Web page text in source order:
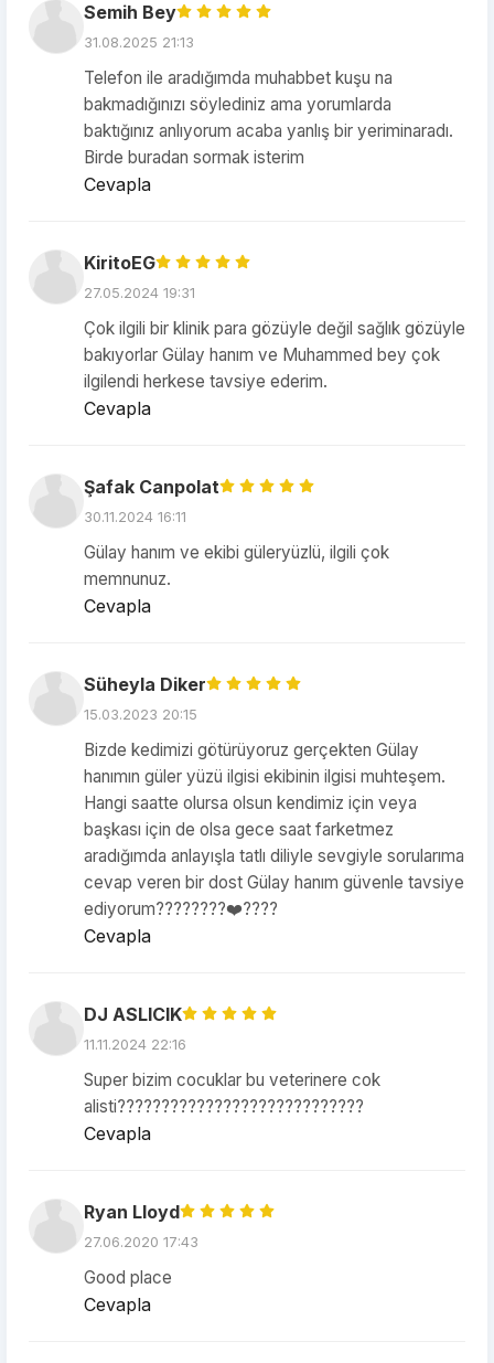
Semih Bey
31.08.2025 21:13
Telefon ile aradığımda muhabbet kuşu na
bakmadığınızı söylediniz ama yorumlarda
baktığınız anlıyorum acaba yanlış bir yeriminaradı.
Birde buradan sormak isterim
Cevapla
KiritoEG
27.05.2024 19:31
Çok ilgili bir klinik para gözüyle değil sağlık gözüyle
bakıyorlar Gülay hanım ve Muhammed bey çok
ilgilendi herkese tavsiye ederim.
Cevapla
Şafak Canpolat
30.11.2024 16:11
Gülay hanım ve ekibi güleryüzlü, ilgili çok
memnunuz.
Cevapla
Süheyla Diker
15.03.2023 20:15
Bizde kedimizi götürüyoruz gerçekten Gülay
hanımın güler yüzü ilgisi ekibinin ilgisi muhteşem.
Hangi saatte olursa olsun kendimiz için veya
başkası için de olsa gece saat farketmez
aradığımda anlayışla tatlı diliyle sevgiyle sorularıma
cevap veren bir dost Gülay hanım güvenle tavsiye
ediyorum????????❤️????
Cevapla
DJ ASLICIK
11.11.2024 22:16
Super bizim cocuklar bu veterinere cok
alisti????????????????????????????
Cevapla
Ryan Lloyd
27.06.2020 17:43
Good place
Cevapla